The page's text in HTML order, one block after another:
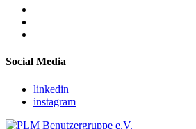
Social Media
linkedin
instagram